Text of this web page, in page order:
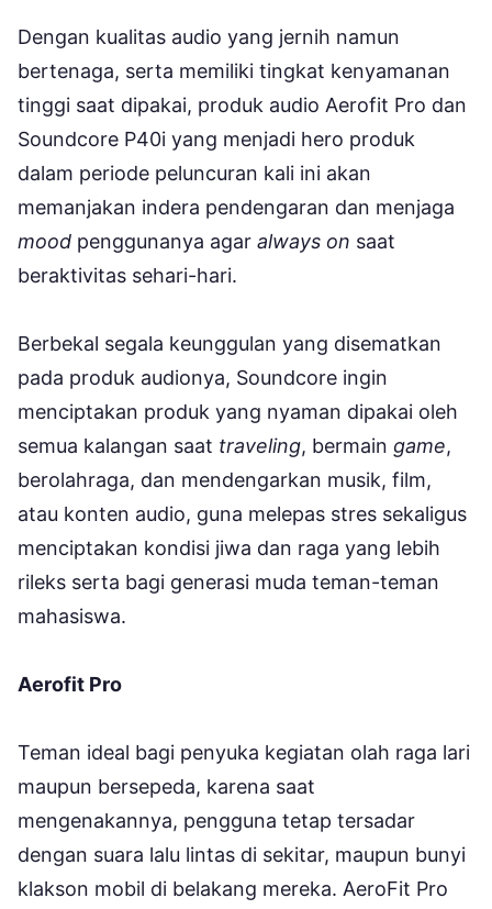
Dengan kualitas audio yang jernih namun
bertenaga, serta memiliki tingkat kenyamanan
tinggi saat dipakai, produk audio Aerofit Pro dan
Soundcore P40i yang menjadi hero produk
dalam periode peluncuran kali ini akan
memanjakan indera pendengaran dan menjaga
mood penggunanya agar always on saat
beraktivitas sehari-hari.
Berbekal segala keunggulan yang disematkan
pada produk audionya, Soundcore ingin
menciptakan produk yang nyaman dipakai oleh
semua kalangan saat traveling, bermain game,
berolahraga, dan mendengarkan musik, film,
atau konten audio, guna melepas stres sekaligus
menciptakan kondisi jiwa dan raga yang lebih
rileks serta bagi generasi muda teman-teman
mahasiswa.
Aerofit Pro
Teman ideal bagi penyuka kegiatan olah raga lari
maupun bersepeda, karena saat
mengenakannya, pengguna tetap tersadar
dengan suara lalu lintas di sekitar, maupun bunyi
klakson mobil di belakang mereka. AeroFit Pro